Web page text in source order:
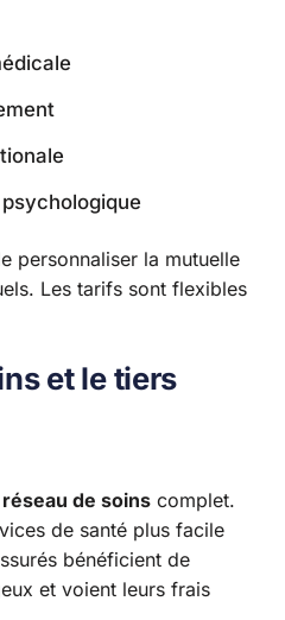
personnaliser la mutuelle
Les tarifs sont flexibles
et le tiers
réseau de soins complet.
de santé plus facile
bénéficient de
et voient leurs frais